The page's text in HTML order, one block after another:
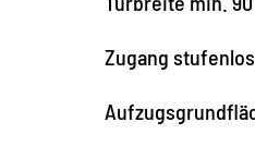
Zugang